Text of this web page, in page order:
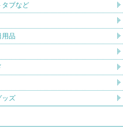
タブなど
用品
ッズ